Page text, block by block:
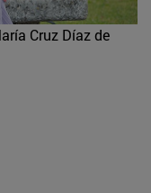
Cruz Díaz de